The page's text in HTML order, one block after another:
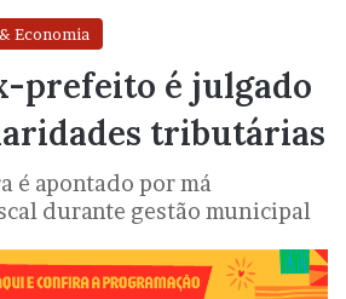
Economia
prefeito é julgado
tributárias
é apontado por má
durante gestão municipal